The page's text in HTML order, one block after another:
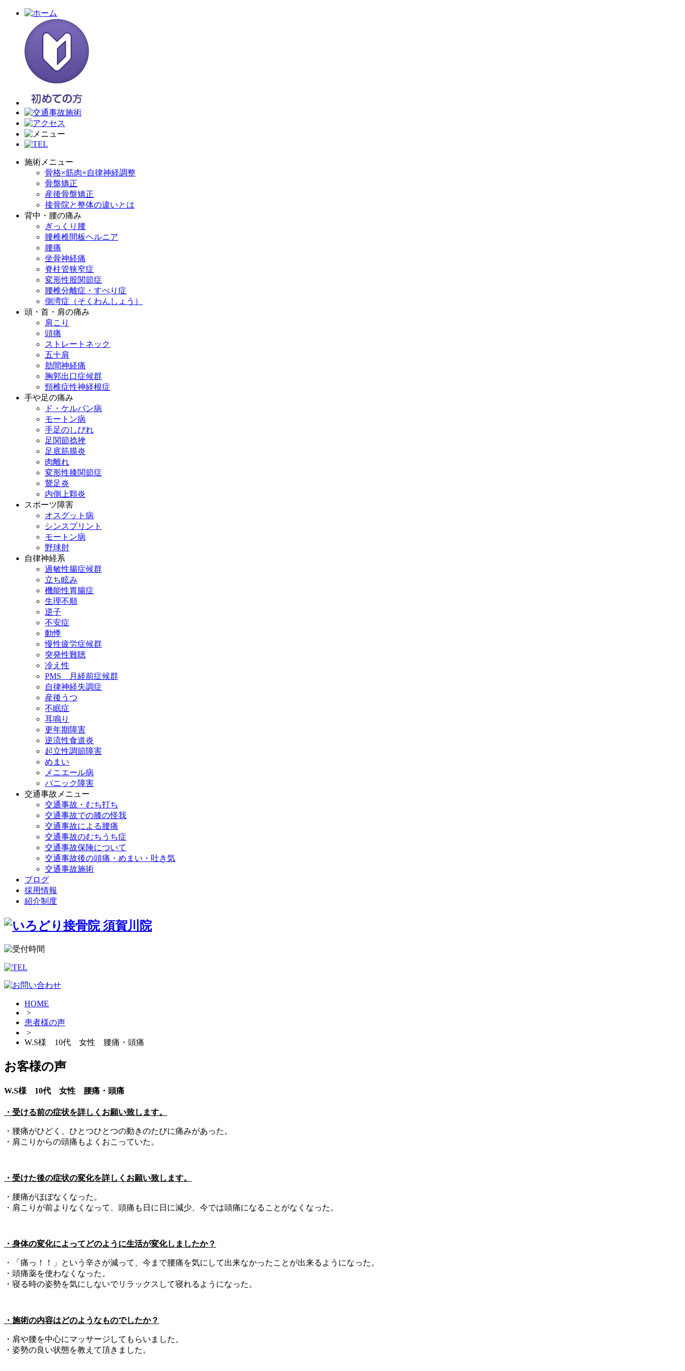
施術メニュー
骨格×筋肉×自律神経調整
骨盤矯正
産後骨盤矯正
接骨院と整体の違いとは
背中・腰の痛み
ぎっくり腰
腰椎椎間板ヘルニア
腰痛
坐骨神経痛
脊柱管狭窄症
変形性股関節症
腰椎分離症・すべり症
側湾症（そくわんしょう）
頭・首・肩の痛み
肩こり
頭痛
ストレートネック
五十肩
肋間神経痛
胸郭出口症候群
頸椎症性神経根症
手や足の痛み
ド・ケルバン病
モートン病
手足のしびれ
足関節捻挫
足底筋膜炎
肉離れ
変形性膝関節症
鵞足炎
内側上顆炎
スポーツ障害
オスグット病
シンスプリント
モートン病
野球肘
自律神経系
過敏性腸症候群
立ち眩み
機能性胃腸症
生理不順
逆子
不安症
動悸
慢性疲労症候群
突発性難聴
冷え性
PMS 月経前症候群
自律神経失調症
産後うつ
不眠症
耳鳴り
更年期障害
逆流性食道炎
起立性調節障害
めまい
メニエール病
パニック障害
交通事故メニュー
交通事故・むち打ち
交通事故での膝の怪我
交通事故による腰痛
交通事故のむちうち症
交通事故保険について
交通事故後の頭痛・めまい・吐き気
交通事故施術
ブログ
採用情報
紹介制度
HOME
>
患者様の声
>
W.S様 10代 女性 腰痛・頭痛
お客様の声
W.S様 10代 女性 腰痛・頭痛
・受ける前の症状を詳しくお願い致します。
・腰痛がひどく、ひとつひとつの動きのたびに痛みがあった。
・肩こりからの頭痛もよくおこっていた。
・受けた後の症状の変化を詳しくお願い致します。
・腰痛がほぼなくなった。
・肩こりが前よりなくなって、頭痛も日に日に減少、今では頭痛になることがなくなった。
・身体の変化によってどのように生活が変化しましたか？
・「痛っ！！」という辛さが減って、今まで腰痛を気にして出来なかったことが出来るようになった。
・頭痛薬を使わなくなった。
・寝る時の姿勢を気にしないでリラックスして寝れるようになった。
・施術の内容はどのようなものでしたか？
・肩や腰を中心にマッサージしてもらいました。
・姿勢の良い状態を教えて頂きました。